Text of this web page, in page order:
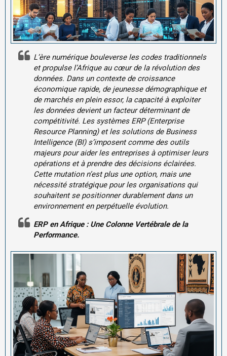
L’ère numérique bouleverse les codes traditionnels
et propulse l’Afrique au cœur de la révolution des
données. Dans un contexte de croissance
économique rapide, de jeunesse démographique et
de marchés en plein essor, la capacité à exploiter
les données devient un facteur déterminant de
compétitivité. Les systèmes ERP (Enterprise
Resource Planning) et les solutions de Business
Intelligence (BI) s’imposent comme des outils
majeurs pour aider les entreprises à optimiser leurs
opérations et à prendre des décisions éclairées.
Cette mutation n’est plus une option, mais une
nécessité stratégique pour les organisations qui
souhaitent se positionner durablement dans un
environnement en perpétuelle évolution.
ERP en Afrique : Une Colonne Vertébrale de la
Performance.